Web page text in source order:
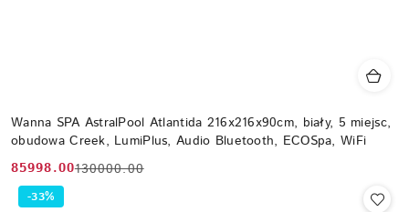
Wanna SPA AstralPool Atlantida 216x216x90cm, biały, 5 miejsc,
obudowa Creek, LumiPlus, Audio Bluetooth, ECOSpa, WiFi
Cena
promocyjna:
85998.00
Cena
przed
130000.00
-33%